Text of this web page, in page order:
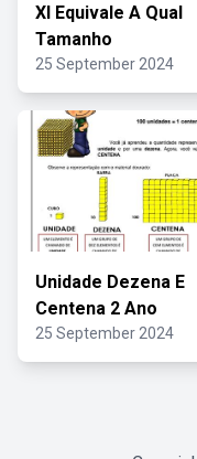
Xl Equivale A Qual
Tamanho
25 September 2024
Unidade Dezena E
Centena 2 Ano
25 September 2024